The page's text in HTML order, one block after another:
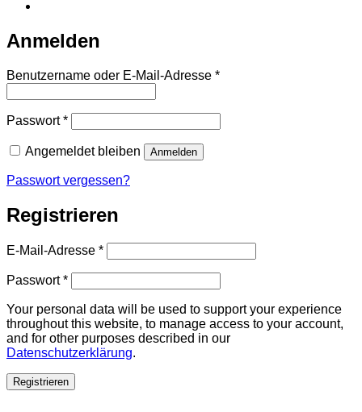
Anmelden
Benutzername oder E-Mail-Adresse *Erforderlich
Passwort*Erforderlich
Angemeldet bleiben Anmelden
Passwort vergessen?
Registrieren
E-Mail-Adresse *Erforderlich
Passwort*Erforderlich
Your personal data will be used to support your experience
throughout this website, to manage access to your account,
and for other purposes described in our
Datenschutzerklärung.
Registrieren